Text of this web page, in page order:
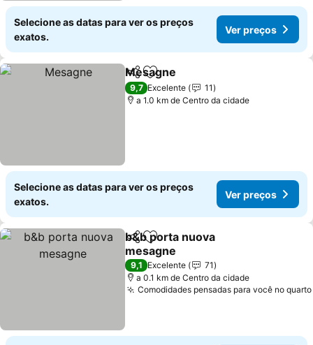
Selecione as datas para ver os preços
exatos.
Ver preços
PartilharAdicionar aos favoritos
Mesagne
9,7 Excelente
11
a 1.0 km de Centro da cidade
Selecione as datas para ver os preços
exatos.
Ver preços
PartilharAdicionar aos favoritos
b&b porta nuova
mesagne
9,1 Excelente
71
a 0.1 km de Centro da cidade
Comodidades pensadas para você no quarto